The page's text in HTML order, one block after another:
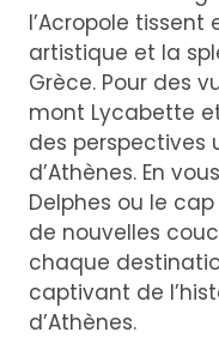
l’Acropole tissent
artistique et la
Grèce. Pour des
mont Lycabette
des perspectives
d’Athènes. En
Delphes ou le
de nouvelles
chaque
captivant de
d’Athènes.